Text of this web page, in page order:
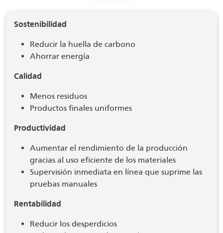
Sostenibilidad
Reducir la huella de carbono
Ahorrar energía
Calidad
Menos residuos
Productos finales uniformes
Productividad
Aumentar el rendimiento de la producción
gracias al uso eficiente de los materiales
Supervisión inmediata en línea que suprime las
pruebas manuales
Rentabilidad
Reducir los desperdicios